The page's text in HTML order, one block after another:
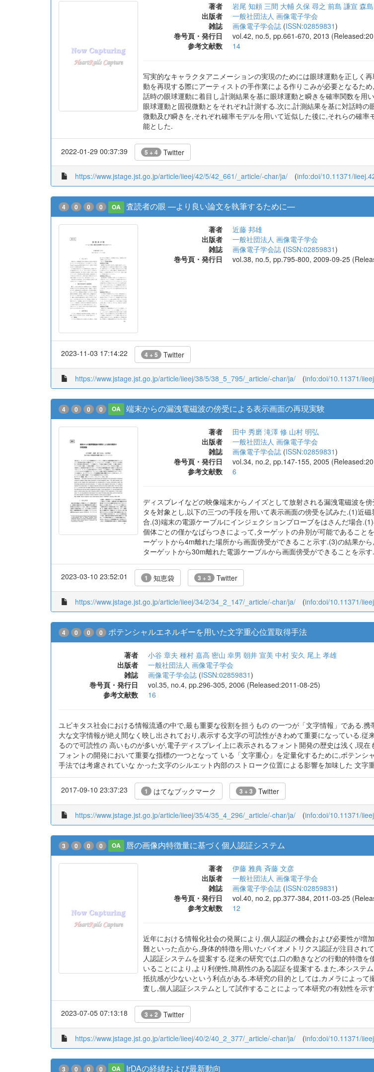
著者 岩尾 知頼 三間 大輔 久保 尋之 前島 謙宣 森
出版者
一般社団法人 画像電子学会
雑誌
画像電子学会誌 (ISSN:02859831)
巻号頁・発行日
vol.42, no.5, pp.661-670, 2013
参考文献数
14
写実的なキャラクタアニメーションの実現のためには眼球運動を正しく
動を再現する際にアーティストの手作業による作りこみが必要となるた
話時の眼球運動に着目し,計測結果を基に眼球運動と瞬きを確率関数を
眼球運動と固視微動とをそれぞれ計測する.次に,計測結果を基に対話時
微動及び瞬きを,それぞれ確率モデルを用いて近似した後に,それらの確
能とした.
2022-01-29 00:37:39 5 + 4 Twitter
https://www.jstage.jst.go.jp/article/iieej/42/5/42_661/_article/-char/ja/ (info:doi/10.11371/
4 0 0 0 OA 査読者の眼 —より良い論文を執筆するために—
著者
近藤 邦雄
出版者
一般社団法人 画像電子学会
雑誌
画像電子学会誌 (ISSN:02859831)
巻号頁・発行日
vol.38, no.5, pp.795-800, 2009-09-25
2023-11-03 17:14:22 4 + 5 Twitter
https://www.jstage.jst.go.jp/article/iieej/38/5/38_5_795/_article/-char/ja/ (info:doi/10.11371/
4 0 0 0 OA 端末からの漏洩電磁波の傍受による表示画面の再現実験
著者 田中 秀磨 滝澤 修 山村 明弘
出版者
一般社団法人 画像電子学会
雑誌
画像電子学会誌 (ISSN:02859831)
巻号頁・発行日
vol.34, no.2, pp.147-155, 2005
参考文献数
6
ディスプレイなどの映像端末からノイズとして放射される漏洩電磁波を
タを対象とし,以下の三つの手段を用いて表示画面の傍受を試みた.(1)近
合.(3)端末の電源ケーブルにインジェクションプローブをはさんだ場合
個体ごとの僅かなばらつきによって,ターゲットの弁別が可能であるこ
ーゲットから4m離れた場所から画面傍受ができること示す.(3)の結果か
ターゲットから30m離れた電源ケーブルから画面傍受ができることを示す.
2023-03-10 23:52:01 1 知恵袋 3 + 3 Twitter
https://www.jstage.jst.go.jp/article/iieej/34/2/34_2_147/_article/-char/ja/ (info:doi/10.11371/
4 0 0 0 ポテンシャルエネルギーを用いた文字重心位置取得手法
著者 小谷 章夫 種村 嘉高 密山 幸男 朝井 宣美 中村 安久 尾上 孝雄
出版者
一般社団法人 画像電子学会
雑誌
画像電子学会誌 (ISSN:02859831)
巻号頁・発行日
vol.35, no.4, pp.296-305, 2006 (Released:2011-08-25)
参考文献数
16
ユビキタス社会における情報流通の中で,最も重要な役割を担うもの の一つが「文字情報」である.
大な文字情報が絶え間なく映し出されており,表示する文字の可読性がきわめて重要になっている.
るので可読性の 高いものが多いが,電子ディスプレイ上に表示されるフォント開発の歴史は浅く,現
フォントの開発において重要な指標の一つとなって いる「文字重心」を定量化するために,ポテン
手法では考慮されていな かった文字のシルエット内部のストローク位置による影響を加味した 文字
2017-09-10 23:37:23 1 はてなブックマーク 3 + 3 Twitter
https://www.jstage.jst.go.jp/article/iieej/35/4/35_4_296/_article/-char/ja/ (info:doi/10.11371/
3 0 0 0 OA 唇の画像内特徴量に基づく個人認証システム
著者 伊藤 雅典 斉藤 文彦
出版者
一般社団法人 画像電子学会
雑誌
画像電子学会誌 (ISSN:02859831)
巻号頁・発行日
vol.40, no.2, pp.377-384, 2011-03-25
参考文献数
12
近年における情報化社会の発展により,個人認証の機会および必要性が
難といった点から,身体的特徴を用いたバイオメトリクス認証が注目さ
人認証システムを提案する.従来の研究では,口の動きなどの行動的特徴
いることにより,より利便性,簡易性のある認証を提案する.また,本システ
抵抗感が少ないという利点がある.本研究の目的としては,カメラによっ
査し,個人認証システムとして試作することによって本研究の有効性を示
2023-07-05 07:13:18 3 + 2 Twitter
https://www.jstage.jst.go.jp/article/iieej/40/2/40_2_377/_article/-char/ja/ (info:doi/10.11371/
3 0 0 0 OA IrDAの経緯および最新動向